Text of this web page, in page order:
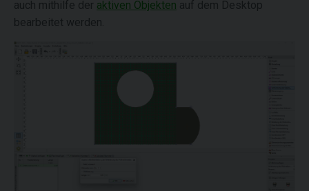
auch mithilfe der aktiven Objekten auf dem Desktop
bearbeitet werden.